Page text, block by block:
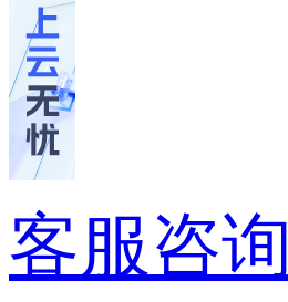
客服咨询